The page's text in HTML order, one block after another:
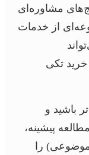
مشاوره‌ای
از خدمات
تکی
باشید و
پیشینه،
را